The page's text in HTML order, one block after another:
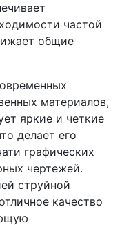
частой
общие
материалов,
яркие и четкие
делает его
графических
чертежей.
струйной
качество